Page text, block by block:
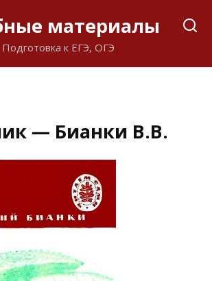
материалы
Подготовка к ЕГЭ, ОГЭ
— Бианки В.В.